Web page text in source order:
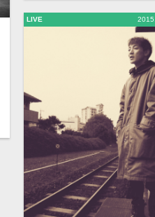
LIVE